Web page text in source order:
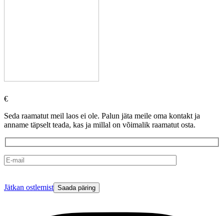
€
Seda raamatut meil laos ei ole. Palun jäta meile oma kontakt ja
anname täpselt teada, kas ja millal on võimalik raamatut osta.
leave
Jätkan ostlemist